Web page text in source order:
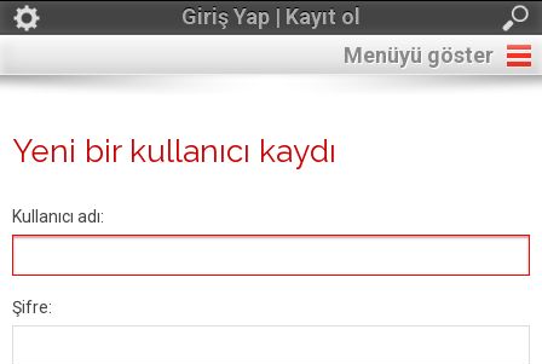
Giriş Yap | Kayıt ol
Menüyü göster
Yeni bir kullanıcı kaydı
Kullanıcı adı:
Şifre: